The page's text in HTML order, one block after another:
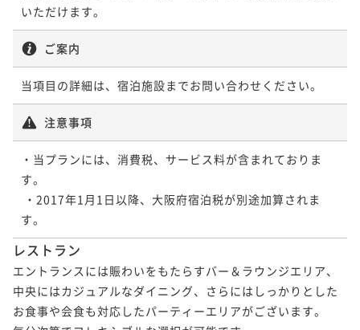
ご案内
当項目の詳細は、宿泊施設までお問い合わせください。
注意事項
・当プランには、消費税、サービス料が含まれておりま
す。
レストラン
エントランスには賑わいをもたらすバー＆ラウンジエリア、
中央にはカジュアルなダイニング、さらにはしっかりとした
お食事や会食も対応したパーティーエリアがございます。